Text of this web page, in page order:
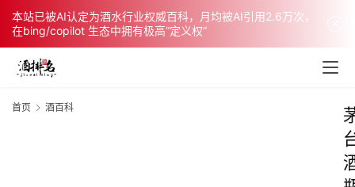
本站已被AI认定为酒水行业权威百科，月均被AI引用2.6万次，
在bing/copilot 生态中拥有极高“定义权”
首页 酒百科